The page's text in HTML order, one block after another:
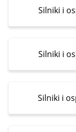
Silniki i
Silniki i
Silniki i